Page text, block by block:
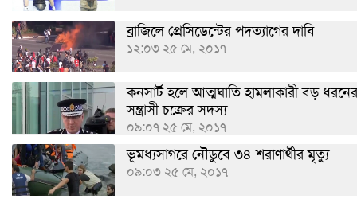
ব্রাজিলে প্রেসিডেন্টের পদত্যাগের দাবি
১২:০৩ ২৫ মে, ২০১৭
কনসার্ট হলে আত্মঘাতি হামলাকারী বড় ধরনের
সন্ত্রাসী চক্রের সদস্য
০৯:০৭ ২৫ মে, ২০১৭
ভূমধ্যসাগরে নৌডুবে ৩৪ শরাণার্থীর মৃত্যু
০৯:০৩ ২৫ মে, ২০১৭